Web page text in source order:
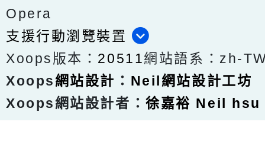
Opera
支援行動瀏覽裝置
Xoops版本： 20511網站語系：zh-
Xoops網站設計 ： Neil網站設計工坊
Xoops網站設計者：徐嘉裕 Neil hsu